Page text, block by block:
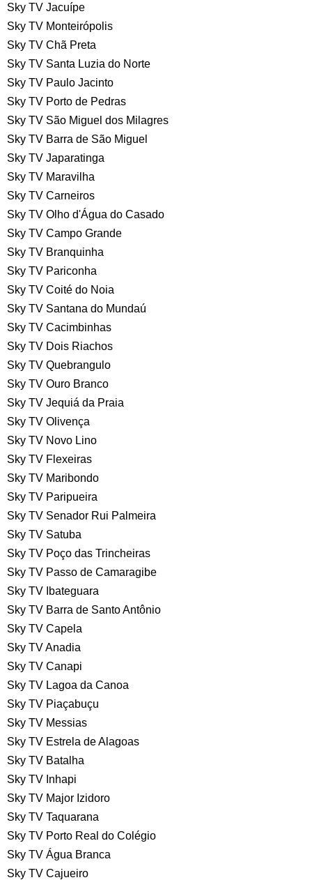
Sky TV Jacuípe
Sky TV Monteirópolis
Sky TV Chã Preta
Sky TV Santa Luzia do Norte
Sky TV Paulo Jacinto
Sky TV Porto de Pedras
Sky TV São Miguel dos Milagres
Sky TV Barra de São Miguel
Sky TV Japaratinga
Sky TV Maravilha
Sky TV Carneiros
Sky TV Olho d'Água do Casado
Sky TV Campo Grande
Sky TV Branquinha
Sky TV Pariconha
Sky TV Coité do Noia
Sky TV Santana do Mundaú
Sky TV Cacimbinhas
Sky TV Dois Riachos
Sky TV Quebrangulo
Sky TV Ouro Branco
Sky TV Jequiá da Praia
Sky TV Olivença
Sky TV Novo Lino
Sky TV Flexeiras
Sky TV Maribondo
Sky TV Paripueira
Sky TV Senador Rui Palmeira
Sky TV Satuba
Sky TV Poço das Trincheiras
Sky TV Passo de Camaragibe
Sky TV Ibateguara
Sky TV Barra de Santo Antônio
Sky TV Capela
Sky TV Anadia
Sky TV Canapi
Sky TV Lagoa da Canoa
Sky TV Piaçabuçu
Sky TV Messias
Sky TV Estrela de Alagoas
Sky TV Batalha
Sky TV Inhapi
Sky TV Major Izidoro
Sky TV Taquarana
Sky TV Porto Real do Colégio
Sky TV Água Branca
Sky TV Cajueiro